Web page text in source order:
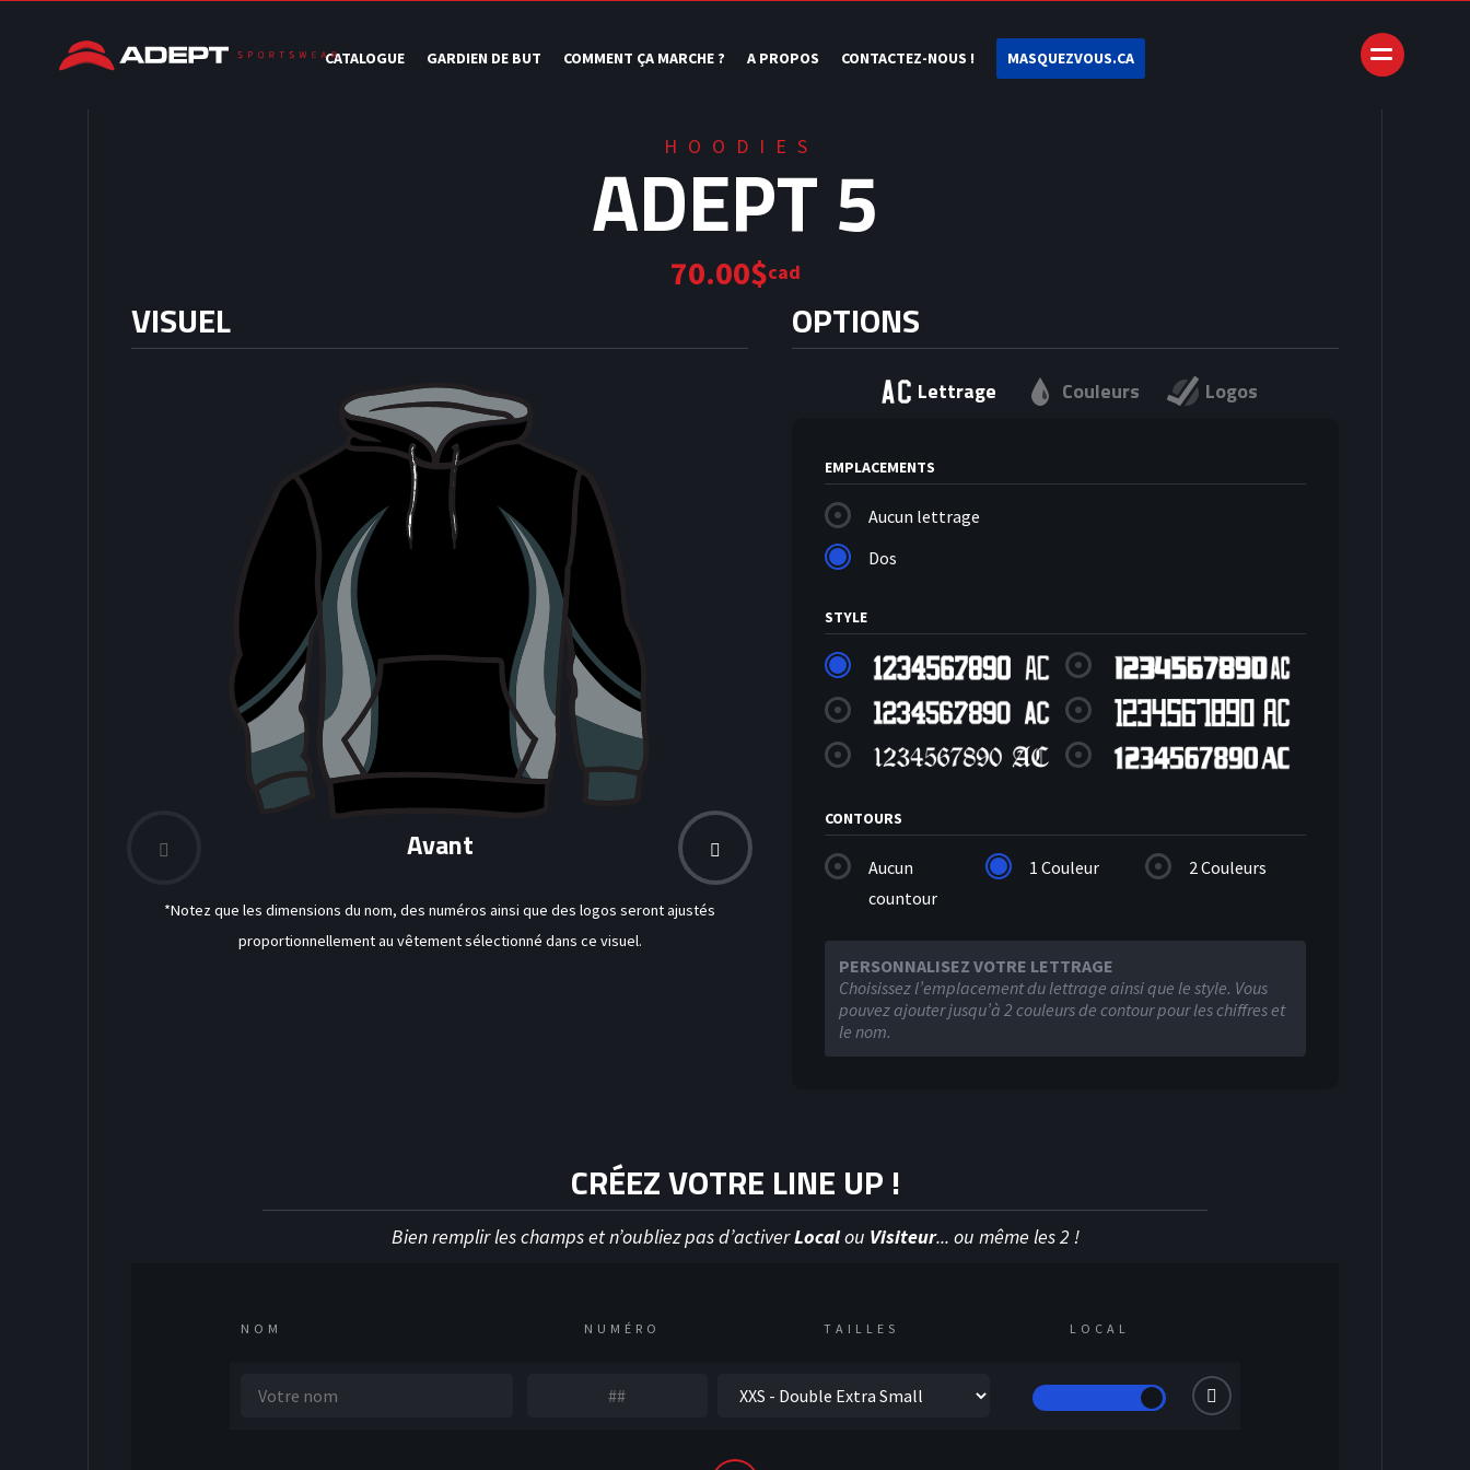
CATALOGUE GARDIEN DE BUT COMMENT ÇA MARCHE ? A PROPOS CONTACTEZ-NOUS ! MASQUEZVOUS.CA
HOCKEY SUR GLACE
HOODIES
ADEPT 5
70.00$cad
VISUEL
Avant Arrière
*Notez que les dimensions du nom, des numéros ainsi que des logos seront ajustés
proportionnellement au vêtement sélectionné dans ce visuel.
OPTIONS
Lettrage Couleurs Logos
EMPLACEMENTS
Aucun lettrage
Dos
STYLE
CONTOURS
Aucun
countour
1 Couleur 2 Couleurs
PERSONNALISEZ VOTRE LETTRAGE
Choisissez l’emplacement du lettrage ainsi que le style. Vous
pouvez ajouter jusqu’à 2 couleurs de contour pour les chiffres et
le nom.
CRÉEZ VOTRE LINE UP !
Bien remplir les champs et n’oubliez pas d’activerLocalou Visiteur... ou même les 2 !
NOM NUMÉRO TAILLES LOCAL